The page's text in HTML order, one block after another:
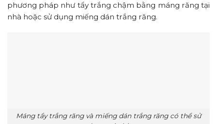
phương pháp như tẩy trắng chậm bằng máng răng tại
nhà hoặc sử dụng miếng dán trắng răng.
Máng tẩy trắng răng và miếng dán trắng răng có thể sử